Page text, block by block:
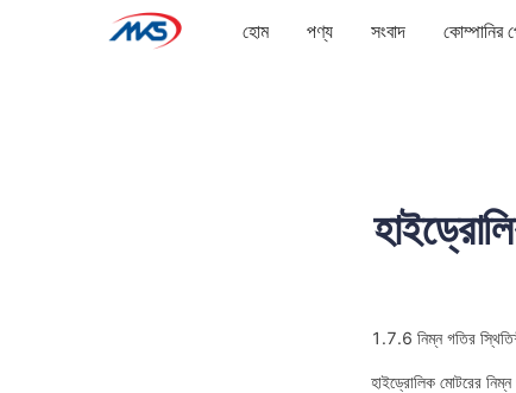
হোম পণ্য সংবাদ কোম্পানির
1.7.6 নিম্ন গতির
হাইড্রোলিক মোটরের নিম্ন